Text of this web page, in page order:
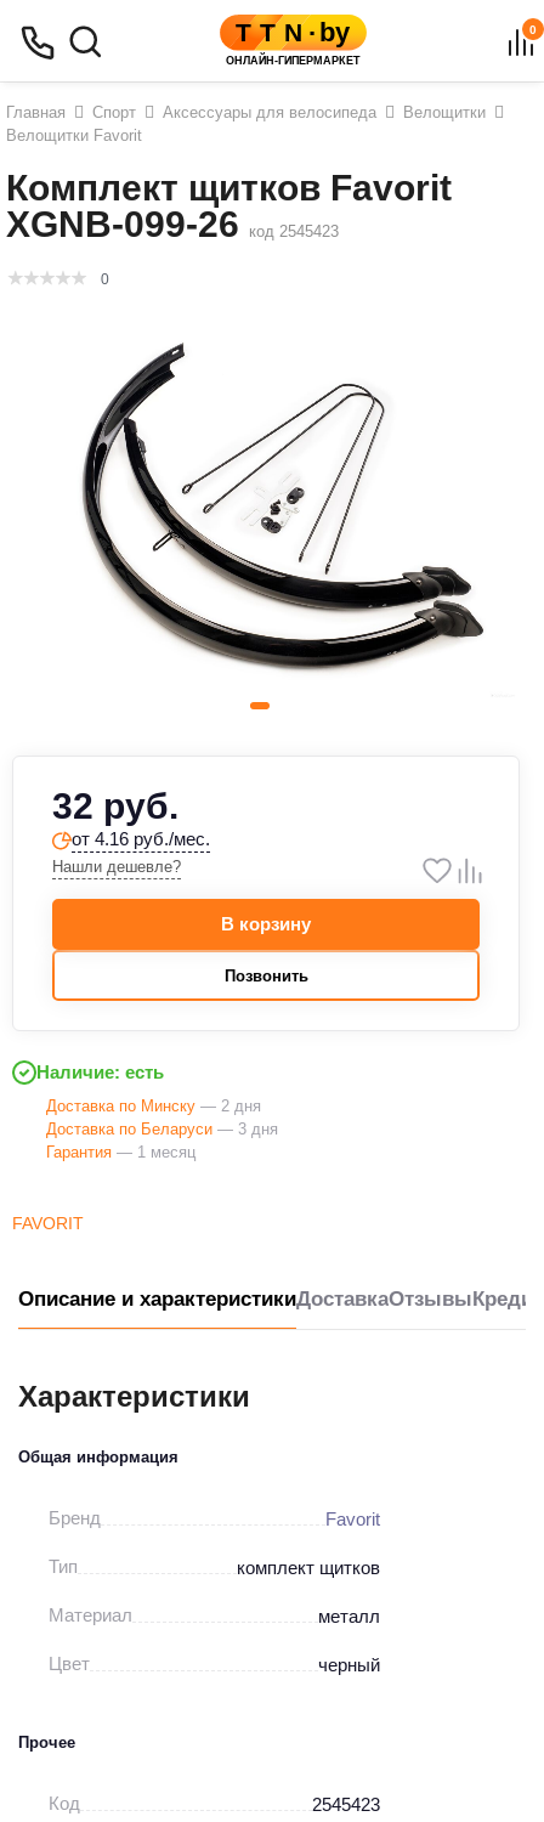
0
Главная Спорт Аксессуары для велосипеда
Велощитки
Велощитки Favorit
Комплект щитков Favorit
XGNB-099-26
код 2545423
0
FAVORIT
32 руб.
от 4.16 руб./мес.
Нашли дешевле?
В корзину
Позвонить
Наличие: есть
Доставка по Минску — 2 дня
Доставка по Беларуси — 3 дня
Гарантия — 1 месяц
Описание и характеристикиДоставкаОтзывы
Характеристики
Общая информация
Бренд Favorit
Тип комплект щитков
Материал металл
Цвет черный
Прочее
Код 2545423